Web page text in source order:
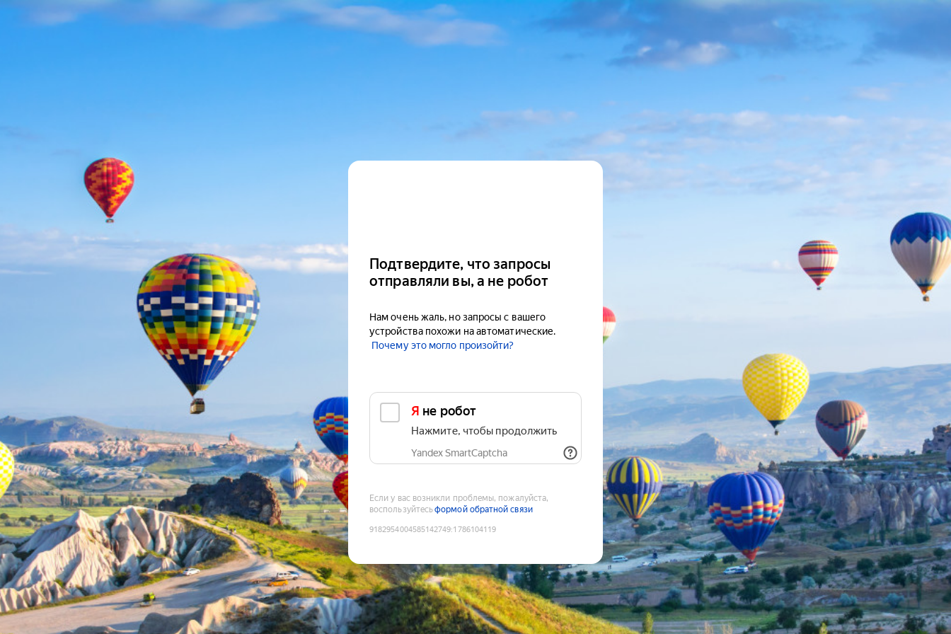
Подтвердите, что запросы
отправляли вы, а не робот
Нам очень жаль, но запросы с вашего
устройства похожи на автоматические.
Почему это могло произойти?
Я не робот
Нажмите, чтобы продолжить
Yandex SmartCaptcha
Если у вас возникли проблемы, пожалуйста,
воспользуйтесьформой обратной связи
9182954004585142749:1786104119